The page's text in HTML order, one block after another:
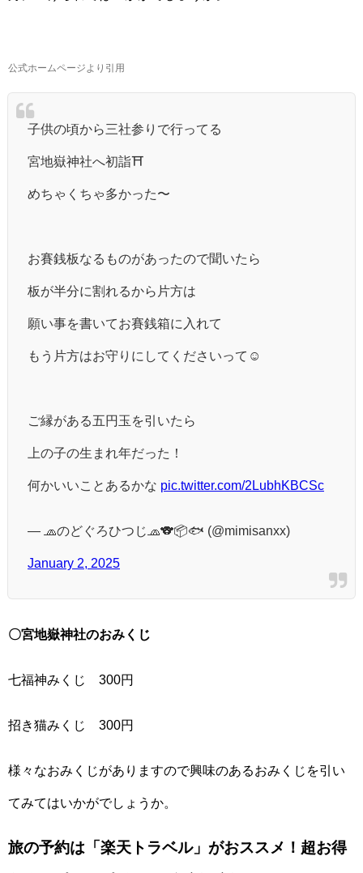
公式ホームページより引用
子供の頃から三社参りで行ってる
宮地嶽神社へ初詣⛩️
めちゃくちゃ多かった〜
お賽銭板なるものがあったので聞いたら
板が半分に割れるから片方は
願い事を書いてお賽銭箱に入れて
もう片方はお守りにしてくださいって☺️
ご縁がある五円玉を引いたら
上の子の生まれ年だった！
何かいいことあるかな pic.twitter.com/2LubhKBCSc
— 🧢のどぐろひつじ🧢🐨📦🐟 (@mimisanxx)
January 2, 2025
〇宮地嶽神社のおみくじ
七福神みくじ 300円
招き猫みくじ 300円
様々なおみくじがありますので興味のあるおみくじを引い
てみてはいかがでしょうか。
旅の予約は「楽天トラベル」がおススメ！超お得